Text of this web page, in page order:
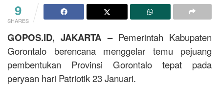
9
SHARES
GOPOS.ID, JAKARTA –Pemerintah Kabupaten
Gorontalo berencana menggelar temu pejuang
pembentukan Provinsi Gorontalo tepat pada
peryaan hari Patriotik 23 Januari.